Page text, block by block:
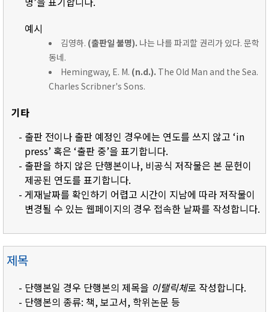
예시
김영하. (출판일 불명). 나는 나를 파괴할 권리가 있다. 문학
동네.
Hemingway, E. M. (n.d.). The Old Man and the Sea.
Charles Scribner's Sons.
기타
- 출판 전이나 출판 예정인 경우에는 연도를 쓰지 않고 ‘in
press’ 혹은 ‘출판 중’을 표기합니다.
- 출판을 하지 않은 단행본이나, 비공식 저작물은 본 문헌이
제공된 연도를 표기합니다.
- 게재날짜를 확인하기 어렵고 시간이 지남에 따라 저작물이
변경될 수 있는 웹페이지의 경우 접속한 날짜를 작성합니다.
제목
- 단행본일 경우 단행본의 제목을 이탤릭체로 작성합니다.
- 단행본의 종류: 책, 보고서, 학위논문 등